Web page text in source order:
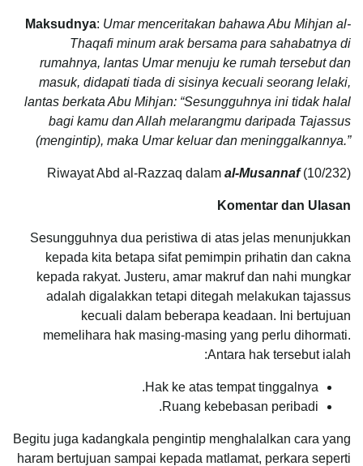
Maksudnya: Umar menceritakan bahawa Abu Mihjan al-
Thaqafi minum arak bersama para sahabatnya di
rumahnya, lantas Umar menuju ke rumah tersebut dan
masuk, didapati tiada di sisinya kecuali seorang lelaki,
lantas berkata Abu Mihjan: “Sesungguhnya ini tidak halal
bagi kamu dan Allah melarangmu daripada Tajassus
(mengintip), maka Umar keluar dan meninggalkannya.”
Riwayat Abd al-Razzaq dalam al-Musannaf(10/232)
Komentar dan Ulasan
Sesungguhnya dua peristiwa di atas jelas menunjukkan
kepada kita betapa sifat pemimpin prihatin dan cakna
kepada rakyat. Justeru, amar makruf dan nahi mungkar
adalah digalakkan tetapi ditegah melakukan tajassus
kecuali dalam beberapa keadaan. Ini bertujuan
memelihara hak masing-masing yang perlu dihormati.
Antara hak tersebut ialah:
Hak ke atas tempat tinggalnya.
Ruang kebebasan peribadi.
Begitu juga kadangkala pengintip menghalalkan cara yang
haram bertujuan sampai kepada matlamat, perkara seperti